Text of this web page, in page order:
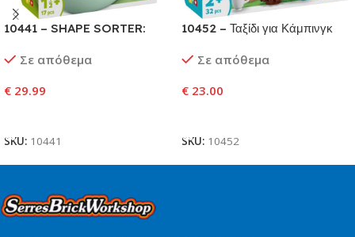
10441 – SHAPE SORTER:
Σε απόθεμα
€ 29.99
SKU: 10441
10452 – Ταξίδι για Κάμπινγκ
Σε απόθεμα
€ 23.00
SKU: 10452